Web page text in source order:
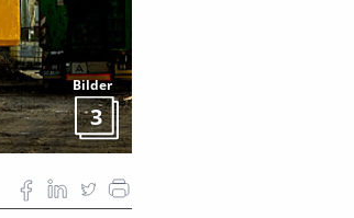
Bilder
3